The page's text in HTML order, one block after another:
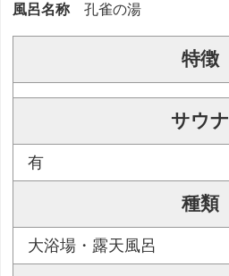
風呂名称 孔雀の湯
特徴
サウナ
有
種類
大浴場・露天風呂